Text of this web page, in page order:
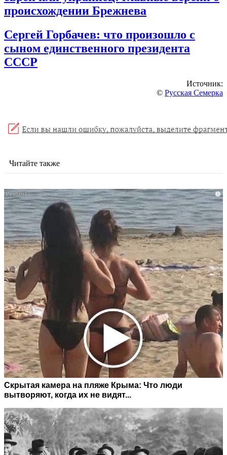
происхождении Брежнева
Сергей Горбачев: что произошло с
сыном единственного президента
СССР
Источник:
© Русская Семерка
Читайте также
i
Скрытая камера на пляже Крыма: Что люди
вытворяют, когда их не видят...